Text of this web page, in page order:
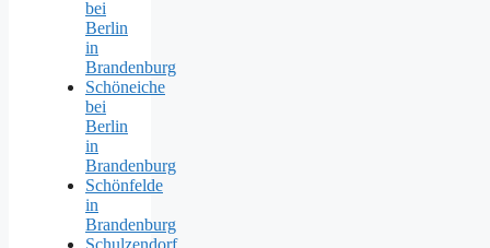
bei
Berlin
in
Brandenburg
Schöneiche
bei
Berlin
in
Brandenburg
Schönfelde
in
Brandenburg
Schulzendorf